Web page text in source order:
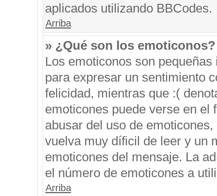
aplicados utilizando BBCodes.
Arriba
» ¿Qué son los emoticonos?
Los emoticonos son
para expresar un sentimiento
felicidad, mientras que :(
emoticones puede verse en el
abusar del uso de
vuelva muy díficil de leer y un
emoticones del mensaje. La
el número de emoticones a
Arriba